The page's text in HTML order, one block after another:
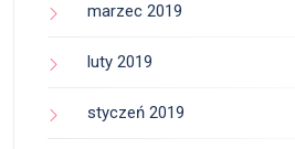
marzec 2019
luty 2019
styczeń 2019